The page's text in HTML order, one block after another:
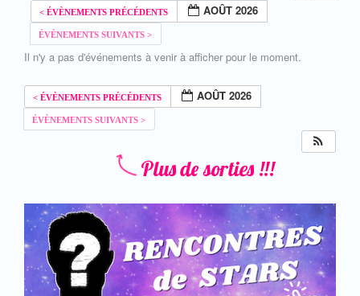
AOÛT 2026
Il n'y a pas d'événements à venir à afficher pour le moment.
AOÛT 2026